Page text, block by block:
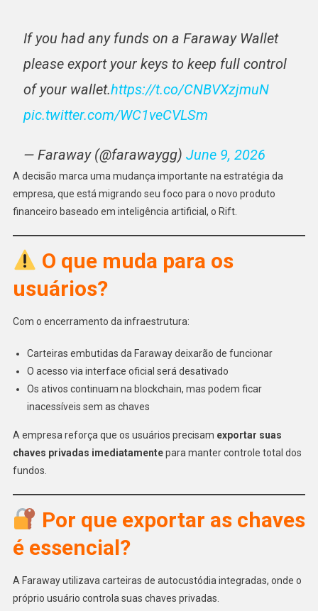
If you had any funds on a Faraway Wallet
please export your keys to keep full control
of your wallet.https://t.co/CNBVXzjmuN
pic.twitter.com/WC1veCVLSm
— Faraway (@farawaygg) June 9, 2026
A decisão marca uma mudança importante na estratégia da
empresa, que está migrando seu foco para o novo produto
financeiro baseado em inteligência artificial, o Rift.
O que muda para os
usuários?
Com o encerramento da infraestrutura:
Carteiras embutidas da Faraway deixarão de funcionar
O acesso via interface oficial será desativado
Os ativos continuam na blockchain, mas podem ficar
inacessíveis sem as chaves
A empresa reforça que os usuários precisam exportar suas
chaves privadas imediatamentepara manter controle total dos
fundos.
Por que exportar as chaves
é essencial?
A Faraway utilizava carteiras de autocustódia integradas, onde o
próprio usuário controla suas chaves privadas.